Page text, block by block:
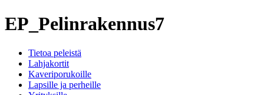
EP_Pelinrakennus7
Tietoa peleistä
Lahjakortit
Kaveriporukoille
Lapsille ja perheille